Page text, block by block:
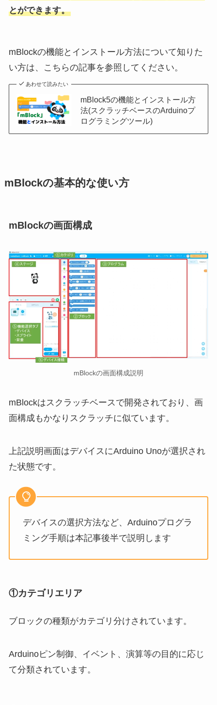
とができます。
mBlockの機能とインストール方法について知りた
い方は、こちらの記事を参照してください。
あわせて読みたい
mBlock5の機能とインストール方
法(スクラッチベースのArduinoプ
ログラミングツール)
mBlockの基本的な使い方
mBlockの画面構成
mBlockの画面構成説明
mBlockはスクラッチベースで開発されており、画
面構成もかなりスクラッチに似ています。
上記説明画面はデバイスにArduino Unoが選択され
た状態です。
デバイスの選択方法など、Arduinoプログラ
ミング手順は本記事後半で説明します
①カテゴリエリア
ブロックの種類がカテゴリ分けされています。
Arduinoピン制御、イベント、演算等の目的に応じ
て分類されています。